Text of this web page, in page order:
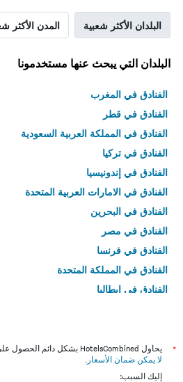
البلدان الأكثر شعبية المدن الأكثر
البلدان التي يبحث عنها مستخدمونا
الفنادق في المغرب
الفنادق في قطر
الفنادق في المملكة العربية السعودية
الفنادق في تركيا
الفنادق في إندونيسيا
الفنادق في الامارات العربية المتحدة
الفنادق في البحرين
الفنادق في مصر
الفنادق في فرنسا
الفنادق في المملكة المتحدة
الفنادق في إيطاليا
*
يحاول HotelsCombined بشكل دائم الحصول على الأسعار الدقيقة، ولكن
لا يمكن ضمان الأسعار .
إليك السبب: